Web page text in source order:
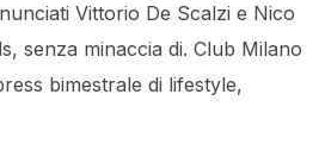
Vittorio De Scalzi e Nico
senza minaccia di. Club Milano
bimestrale di lifestyle,